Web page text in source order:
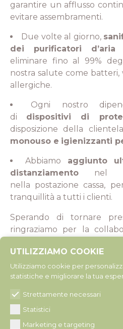
garantire un afflusso
evitare assembramenti.
Due volte al giorno,
dei purificatori d’aria
eliminare fino al 99%
nostra salute come batteri,
allergiche.
Ogni nostro
di dispositivi di
disposizione della
monouso e igienizzanti
Abbiamo aggiunto
distanziamento nel
nella postazione cassa,
tranquillità a tutti i clienti.
Sperando di tornare
ringraziamo per la
in tuttasicurezzagià da
a voi più congeniale,
negozio. Abbiamo
accolto appuntamenti sia
maggio.
Grazie ancora per averci
UTILIZZIAMO COOKIE
Utilizziamo cookie per
statistiche e migliorare la tua
Strettamente necessari
Statistici
Marketing e targeting